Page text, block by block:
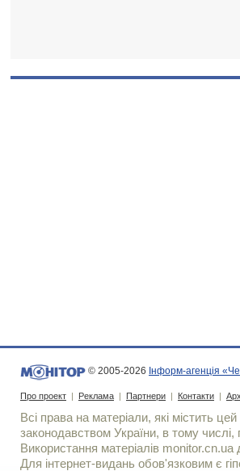
© 2005-2026 Інформ-агенція
Про проект | Реклама | Партнери | Контакти |
Всі права на матеріали, які містить
законодавством України, в тому числі,
Використання матерiалiв
Для iнтернет-видань обов'язковим є